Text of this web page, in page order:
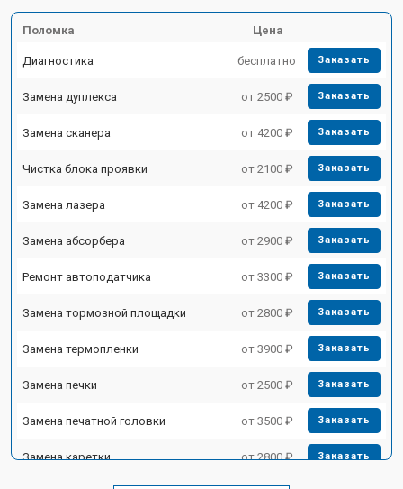
Поломка Цена
Диагностика бесплатно Заказать
Замена дуплекса от 2500 ₽ Заказать
Замена сканера от 4200 ₽ Заказать
Чистка блока проявки от 2100 ₽ Заказать
Замена лазера от 4200 ₽ Заказать
Замена абсорбера от 2900 ₽ Заказать
Ремонт автоподатчика от 3300 ₽ Заказать
Замена тормозной площадки от 2800 ₽ Заказать
Замена термопленки от 3900 ₽ Заказать
Замена печки от 2500 ₽ Заказать
Замена печатной головки от 3500 ₽ Заказать
Замена каретки от 2800 ₽ Заказать